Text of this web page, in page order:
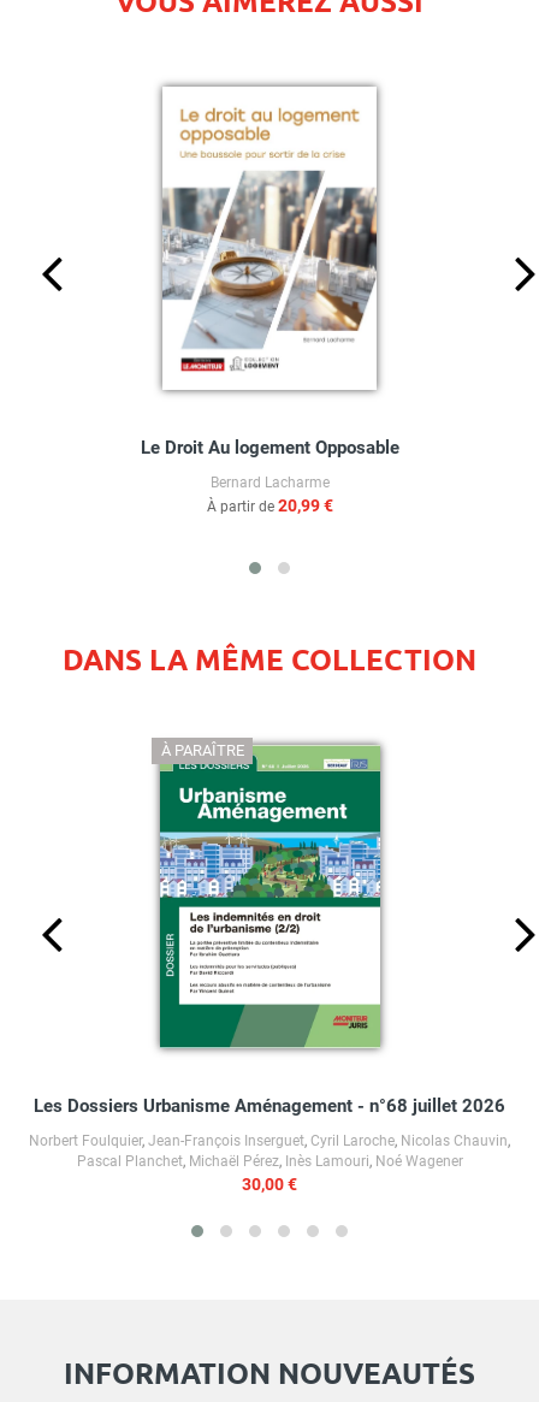
Le Droit Au logement Opposable
Bernard Lacharme
À partir de 20,99 €
DANS LA MÊME COLLECTION
À PARAÎTRE
Les Dossiers Urbanisme Aménagement - n°68 juillet 2026
Norbert Foulquier, Jean-François Inserguet, Cyril Laroche, Nicolas Chauvin,
Pascal Planchet, Michaël Pérez, Inès Lamouri, Noé Wagener
30,00 €
INFORMATION NOUVEAUTÉS